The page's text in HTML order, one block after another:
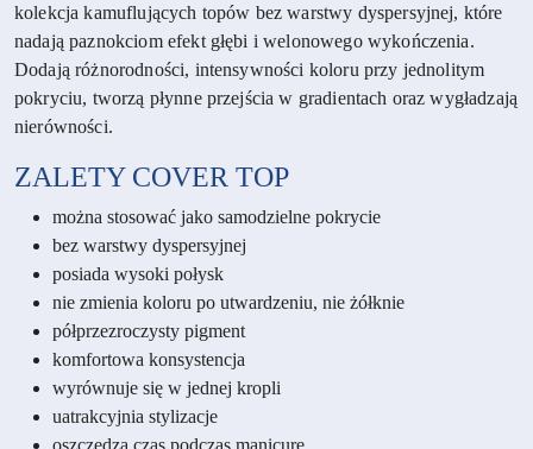
kolekcja kamuflujących topów bez warstwy dyspersyjnej, które
nadają paznokciom efekt głębi i welonowego wykończenia.
Dodają różnorodności, intensywności koloru przy jednolitym
pokryciu, tworzą płynne przejścia w gradientach oraz wygładzają
nierówności.
ZALETY COVER TOP
można stosować jako samodzielne pokrycie
bez warstwy dyspersyjnej
posiada wysoki połysk
nie zmienia koloru po utwardzeniu, nie żółknie
półprzezroczysty pigment
komfortowa konsystencja
wyrównuje się w jednej kropli
uatrakcyjnia stylizacje